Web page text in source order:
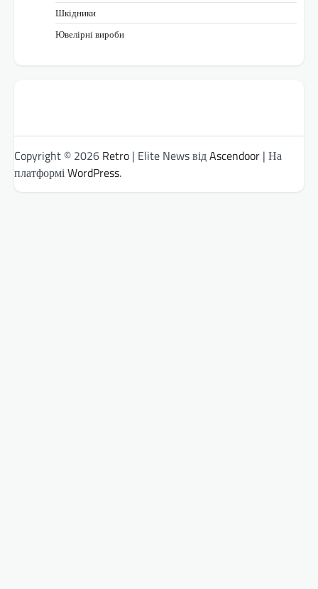
Шкідники
Ювелірні вироби
Copyright © 2026 Retro | Elite News відAscendoor | На
платформіWordPress.